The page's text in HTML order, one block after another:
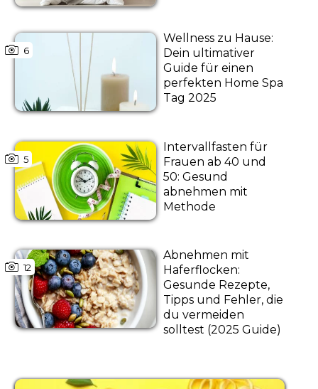
6
Wellness zu Hause:
Dein ultimativer
Guide für einen
perfekten Home Spa
Tag 2025
5
Intervallfasten für
Frauen ab 40 und
50: Gesund
abnehmen mit
Methode
12
Abnehmen mit
Haferflocken:
Gesunde Rezepte,
Tipps und Fehler, die
du vermeiden
solltest (2025 Guide)